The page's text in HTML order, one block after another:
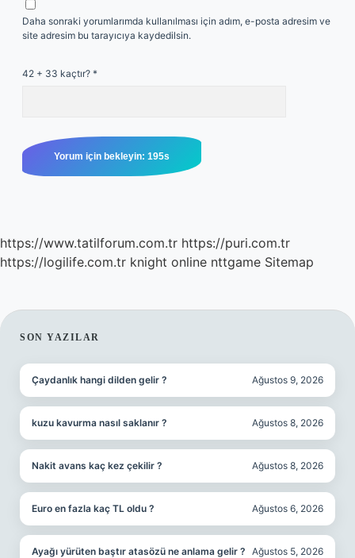
Daha sonraki yorumlarımda kullanılması için adım, e-posta adresim ve
site adresim bu tarayıcıya kaydedilsin.
42 + 33 kaçtır? *
https://www.tatilforum.com.tr https://puri.com.tr
https://logilife.com.tr knight online nttgame Sitemap
SIDEBAR
SON YAZILAR
Çaydanlık hangi dilden gelir ? Ağustos 9, 2026
kuzu kavurma nasıl saklanır ? Ağustos 8, 2026
Nakit avans kaç kez çekilir ? Ağustos 8, 2026
Euro en fazla kaç TL oldu ? Ağustos 6, 2026
Ayağı yürüten baştır atasözü ne anlama gelir ? Ağustos 5, 2026